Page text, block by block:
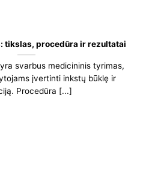
tikslas, procedūra ir rezultatai
svarbus medicininis tyrimas,
įvertinti inkstų būklę ir
Procedūra [...]